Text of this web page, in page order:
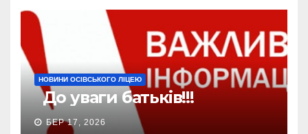
НОВИНИ ОСІВСЬКОГО ЛІЦЕЮ
До уваги батьків!!!
БЕР 17, 2026